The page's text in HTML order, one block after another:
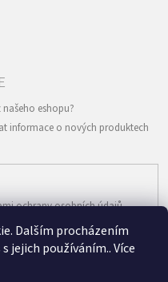
Dalším procházením
jejich používáním.. Více
informace o nových produktech
ochrany osobních údajů